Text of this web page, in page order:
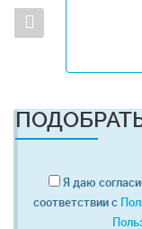
Я даю
соответствии с